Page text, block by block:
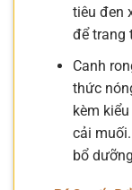
tiêu đen
để trang
Canh
thức
kèm
cải
bổ